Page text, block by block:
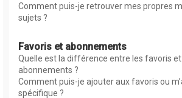
Comment puis-je retrouver mes propres
sujets ?
Favoris et abonnements
Quelle est la différence entre les favoris et
abonnements ?
Comment puis-je ajouter aux favoris ou
spécifique ?